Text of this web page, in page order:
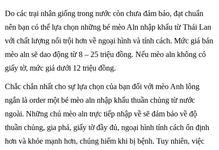
Do các trại nhân giống trong nước còn chưa đảm bảo, đạt chuẩn
nên bạn có thể lựa chọn những bé mèo Aln nhập khẩu từ Thái Lan
với chất lượng nổi trội hơn về ngoại hình và tính cách. Mức giá bán
mèo aln sẽ dao động từ 8 – 25 triệu đồng. Nếu mèo aln không có
giấy tờ, mức giá dưới 12 triệu đồng.
Chắc chắn nhất cho sự lựa chọn của bạn đối với mèo Anh lông
ngắn là order một bé mèo aln nhập khẩu thuần chủng từ nước
ngoài. Những chú mèo aln trực tiếp nhập về sẽ đảm bảo về độ
thuần chủng, gia phả, giấy tờ đầy đủ, ngoại hình tính cách ổn định
hơn và khỏe mạnh hơn, chúng hiếm khi bị bệnh. Tuy nhiên, việc